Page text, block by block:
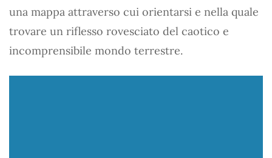
una mappa attraverso cui orientarsi e nella quale
trovare un riflesso rovesciato del caotico e
incomprensibile mondo terrestre.